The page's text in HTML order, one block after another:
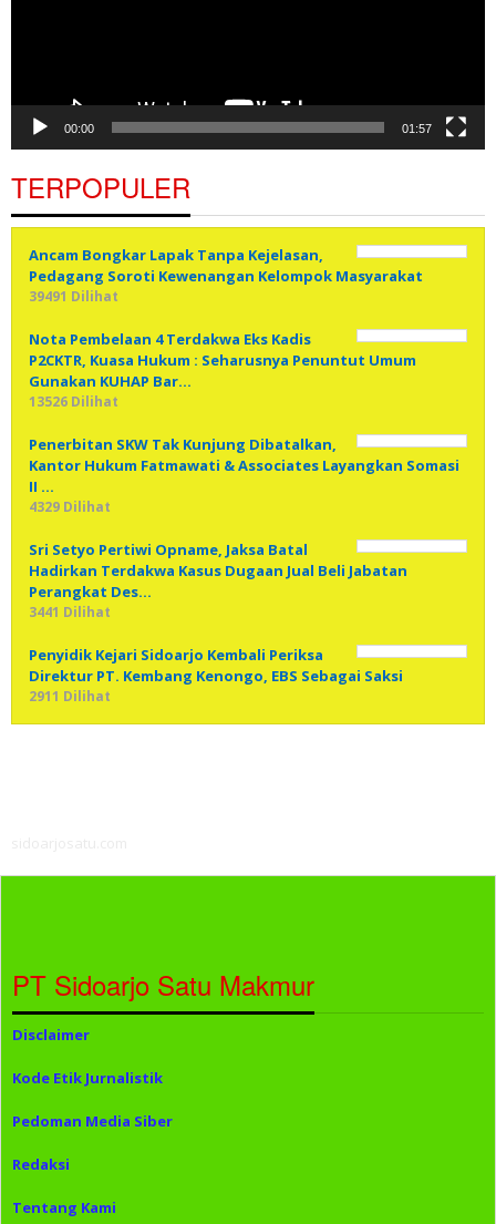
00:00 01:57
TERPOPULER
Ancam Bongkar Lapak Tanpa Kejelasan,
Pedagang Soroti Kewenangan Kelompok Masyarakat
39491 Dilihat
Nota Pembelaan 4 Terdakwa Eks Kadis
P2CKTR, Kuasa Hukum : Seharusnya Penuntut Umum
Gunakan KUHAP Bar…
13526 Dilihat
Penerbitan SKW Tak Kunjung Dibatalkan,
Kantor Hukum Fatmawati & Associates Layangkan Somasi
II …
4329 Dilihat
Sri Setyo Pertiwi Opname, Jaksa Batal
Hadirkan Terdakwa Kasus Dugaan Jual Beli Jabatan
Perangkat Des…
3441 Dilihat
Penyidik Kejari Sidoarjo Kembali Periksa
Direktur PT. Kembang Kenongo, EBS Sebagai Saksi
2911 Dilihat
PT Sidoarjo Satu Makmur
Disclaimer
Kode Etik Jurnalistik
Pedoman Media Siber
Redaksi
Tentang Kami